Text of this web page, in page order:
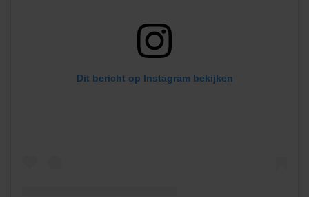
Dit bericht op Instagram bekijken